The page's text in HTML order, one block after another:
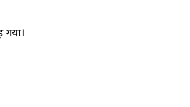
गया।